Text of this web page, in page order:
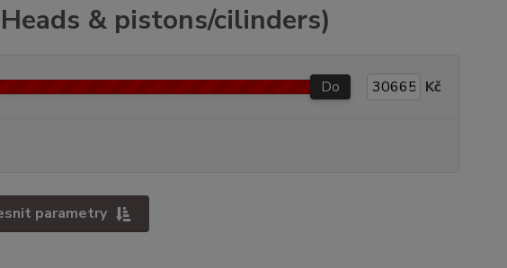
& pistons/cilinders)
parametry
Do Kč